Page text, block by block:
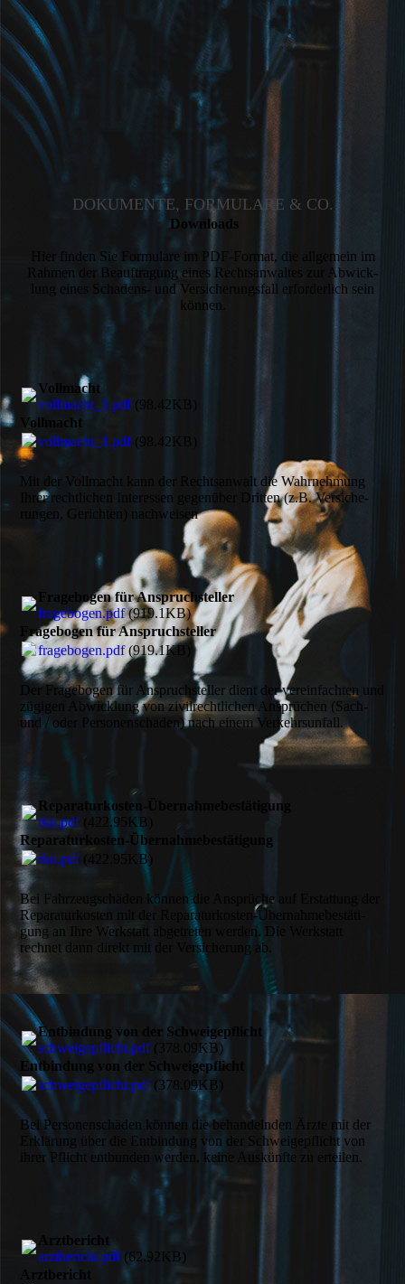
DOKUMENTE, FORMULARE & CO.
Downloads
Hier finden Sie Formulare im PDF-Format, die allgemein im
Rahmen der Beauftragung eines Rechtsanwaltes zur Abwick­
lung eines Schadens- und Versicherungsfall erforderlich sein
können.
Vollmacht
vollmacht_1.pdf(98.42KB)
Vollmacht
vollmacht_1.pdf(98.42KB)
Mit der Vollmacht kann der Rechts­anwalt die Wahr­nehmung
Ihrer recht­lichen Interessen gegen­über Dritten (z.B. Versiche­
rungen, Gerichten) nachweisen
Fragebogen für Anspruchsteller
fragebogen.pdf(919.1KB)
Fragebogen für Anspruchsteller
fragebogen.pdf(919.1KB)
Der Fragebogen für Anspruch­steller dient der verein­fach­ten und
zügigen Abwick­lung von zivil­recht­lichen Ansprüchen (Sach-
und / oder Personen­schaden) nach einem Verkehrs­unfall.
Reparaturkosten-Übernahmebestätigung
rku.pdf(422.95KB)
Reparaturkosten-Übernahmebestätigung
rku.pdf(422.95KB)
Bei Fahrzeug­schäden können die Ansprüche auf Erstat­tung der
Reparatur­kosten mit der Reparatur­­kosten-Übernahme­bestäti­
gung an Ihre Werk­statt abge­treten werden. Die Werk­statt
rechnet dann direkt mit der Versicherung ab.
Entbindung von der Schweigepflicht
schweigepflicht.pdf(378.09KB)
Entbindung von der Schweigepflicht
schweigepflicht.pdf(378.09KB)
Bei Personen­schäden können die behandeln­den Ärzte mit der
Erklä­rung über die Entbin­dung von der Schweige­pflicht von
ihrer Pflicht entbunden werden, keine Auskünfte zu erteilen.
Arztbericht
arztbericht.pdf(62.92KB)
Arztbericht